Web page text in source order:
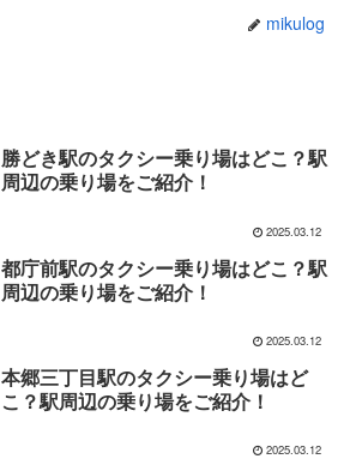
mikulog
勝どき駅のタクシー乗り場はどこ？駅
周辺の乗り場をご紹介！
2025.03.12
都庁前駅のタクシー乗り場はどこ？駅
周辺の乗り場をご紹介！
2025.03.12
本郷三丁目駅のタクシー乗り場はど
こ？駅周辺の乗り場をご紹介！
2025.03.12